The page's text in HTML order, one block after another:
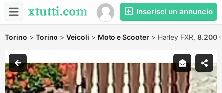
Inserisci un annuncio
Torino > Torino > Veicoli > Moto e Scooter > Harley FXR, 8.200